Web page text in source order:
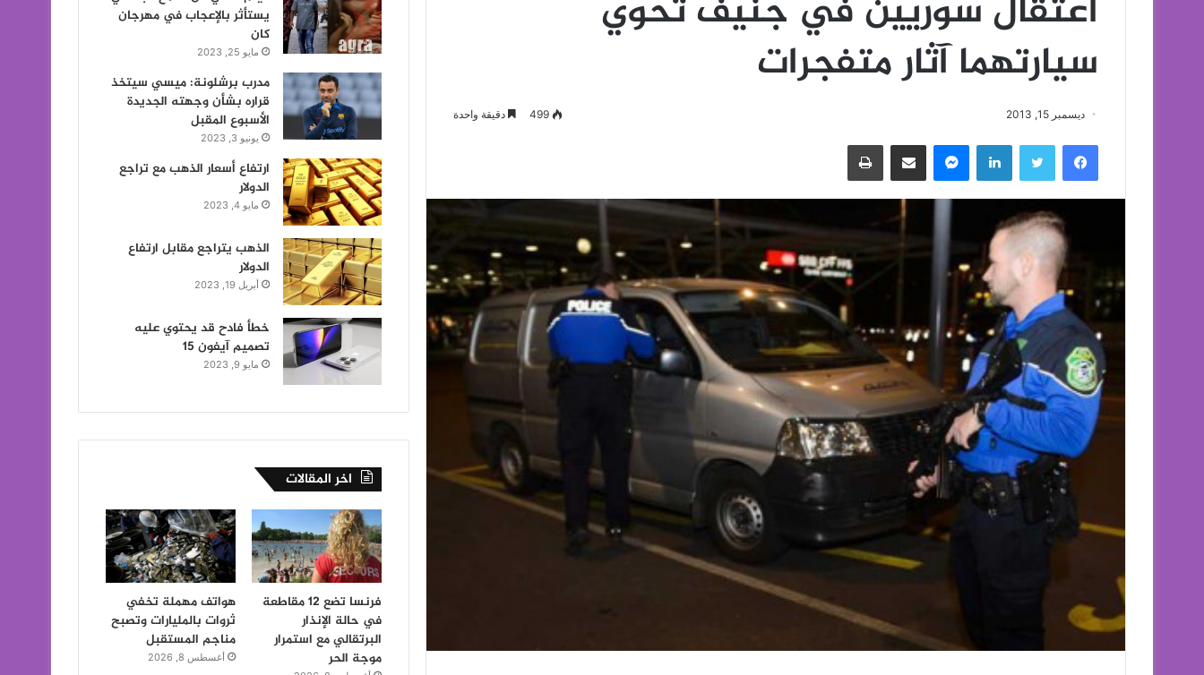
اعتقال سوريين في جنيف تحوي
سيارتهما آثار متفجرات
ديسمبر 15, 2013 499 دقيقة واحدة
فيسبوك تويتر لينكدإن ماسنجر مشاركة عبر البريد طباعة
يستأثر بالإعجاب في مهرجان
كان
مايو 25, 2023
مدرب برشلونة: ميسي سيتخذ
قراره بشأن وجهته الجديدة
الأسبوع المقبل
يونيو 3, 2023
ارتفاع أسعار الذهب مع تراجع
الدولار
مايو 4, 2023
الذهب يتراجع مقابل ارتفاع
الدولار
أبريل 19, 2023
خطأ فادح قد يحتوي عليه
تصميم آيفون 15
مايو 9, 2023
اخر المقالات
فرنسا تضع 12 مقاطعة
في حالة الإنذار
البرتقالي مع استمرار
موجة الحر
هواتف مهملة تخفي
ثروات بالمليارات وتصبح
مناجم المستقبل
أغسطس 8, 2026